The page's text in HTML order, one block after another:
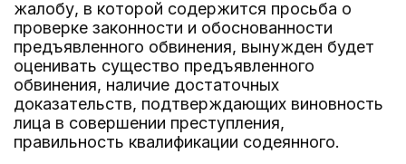
жалобу, в которой содержится просьба о
проверке законности и обоснованности
предъявленного обвинения, вынужден будет
оценивать существо предъявленного
обвинения, наличие достаточных
доказательств, подтверждающих виновность
лица в совершении преступления,
правильность квалификации содеянного.